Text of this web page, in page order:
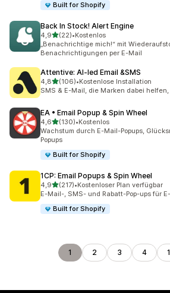
Built for Shopify
Back In Stock! Alert Engine
4,9von 5 Sternen
(22)
22 Rezensionen insgesamt
•Kostenlos
„Benachrichtige mich!“ mit
Benachrichtigungen per E-Mail
Attentive: AI‑led Email &SMS
4,8von 5 Sternen
(106)
106 Rezensionen insgesamt
•Kostenlose Installation
SMS & E-Mail, die Marken dabei
EA • Email Popup & Spin Wheel
4,6von 5 Sternen
(130)
130 Rezensionen insgesamt
•Kostenlos
Wachstum durch E-Mail-Popups,
Popups
Built for Shopify
1CP: Email Popups & Spin Wheel
4,9von 5 Sternen
(217)
217 Rezensionen insgesamt
•Kostenloser Plan verfügbar
E-Mail-, SMS- und Rabatt-Pop-ups für
Built for Shopify
1 2 3 4